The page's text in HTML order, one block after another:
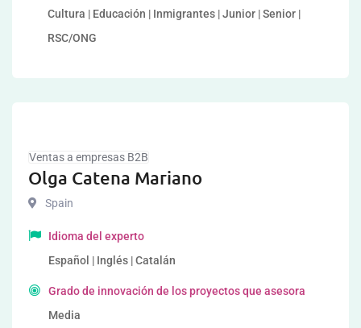
Cultura | Educación | Inmigrantes | Junior | Senior |
RSC/ONG
Ventas a empresas B2B
Olga Catena Mariano
Spain
Idioma del experto
Español | Inglés | Catalán
Grado de innovación de los proyectos que asesora
Media